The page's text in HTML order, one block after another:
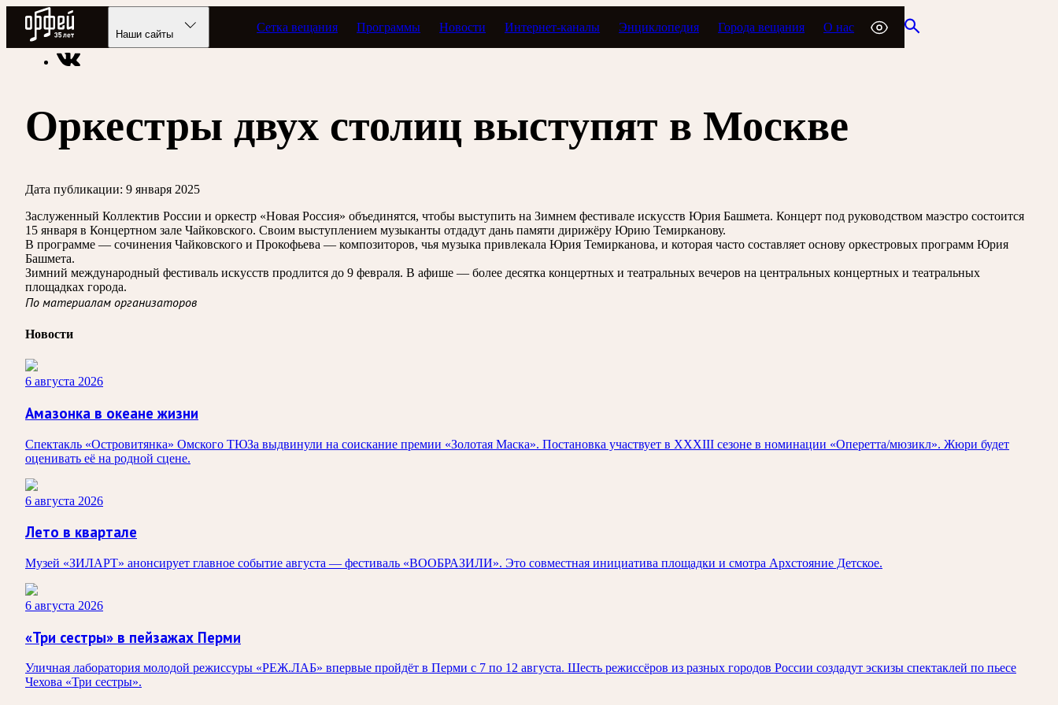
Радио Орфей
Наши сайты
Сетка вещания Программы Новости Интернет-каналы Энциклопедия Города вещания О нас
Радио классической музыки «Орфей» Новости
Оркестры двух столиц выступят в Москве
Дата публикации: 9 января 2025
Заслуженный Коллектив России и оркестр «Новая Россия» объединятся, чтобы выступить на Зимнем фестивале искусств Юрия Башмета. Концерт под руководством маэстро состоится
15 января в Концертном зале Чайковского. Своим выступлением музыканты отдадут дань памяти дирижёру Юрию Темирканову.
В программе — сочинения Чайковского и Прокофьева — композиторов, чья музыка привлекала Юрия Темирканова, и которая часто составляет основу оркестровых программ Юрия
Башмета.
Зимний международный фестиваль искусств продлится до 9 февраля. В афише — более десятка концертных и театральных вечеров на центральных концертных и театральных
площадках города.
По материалам организаторов
Новости
6 августа 2026
Амазонка в океане жизни
Спектакль «Островитянка» Омского ТЮЗа выдвинули на соискание премии «Золотая Маска». Постановка участвует в XXXIII сезоне в номинации «Оперетта/мюзикл». Жюри будет
оценивать её на родной сцене.
6 августа 2026
Лето в квартале
Музей «ЗИЛАРТ» анонсирует главное событие августа — фестиваль «ВООБРАЗИЛИ». Это совместная инициатива площадки и смотра Архстояние Детское.
6 августа 2026
«Три сестры» в пейзажах Перми
Уличная лаборатория молодой режиссуры «РЕЖ.ЛАБ» впервые пройдёт в Перми с 7 по 12 августа. Шесть режиссёров из разных городов России создадут эскизы спектаклей по пьесе
Чехова «Три сестры».